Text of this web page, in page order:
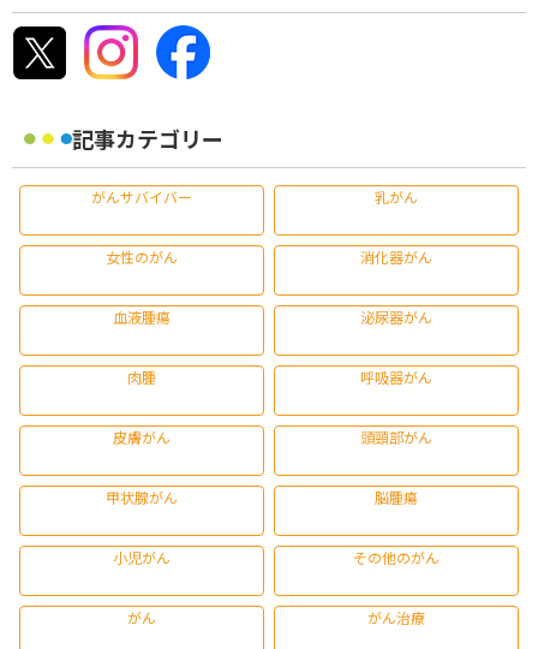
記事カテゴリー
がんサバイバー 乳がん
女性のがん 消化器がん
血液腫瘍 泌尿器がん
肉腫 呼吸器がん
皮膚がん 頭頸部がん
甲状腺がん 脳腫瘍
小児がん その他のがん
がん がん治療